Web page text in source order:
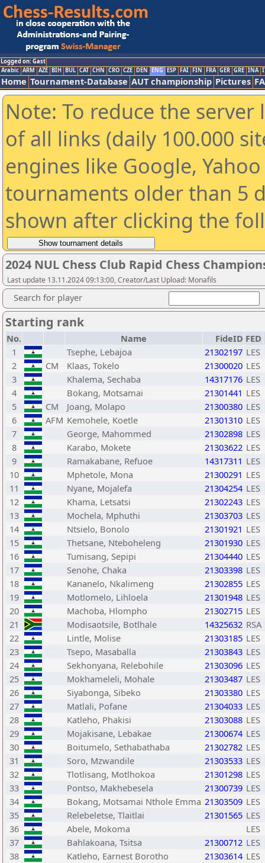
Logged on: Gast
Arabic ARM AZE BIH BUL CAT CHN CRO CZE DEN ENG ESP FAI FIN FRA GER GRE INA
Home Tournament-Database AUT championship Pictures
Note: To reduce the
of all links (daily 100.000
engines like Google,
tournaments older than 5
shown after clicking the
2024 NUL Chess Club Rapid Chess
Last update 13.11.2024 09:13:00, Creator/Last Upload: Monafils
Search for player
Starting rank
No. Name FideID FED
1
Tsephe, Lebajoa 21302197 LES
2
CM Klaas, Tokelo 21300020 LES
3
Khalema, Sechaba 14317176 LES
4
Bokang, Motsamai 21301441 LES
5
CM Joang, Molapo 21300380 LES
6
AFM Kemohele, Koetle 21301310 LES
7
George, Mahommed 21302898 LES
8
Karabo, Mokete 21303622 LES
9
Ramakabane, Refuoe 14317311 LES
10
Mphetole, Mona 21300291 LES
11
Nyane, Mojalefa 21304254 LES
12
Khama, Letsatsi 21302243 LES
13
Mochela, Mphuthi 21303703 LES
14
Ntsielo, Bonolo 21301921 LES
15
Thetsane, Nteboheleng 21301930 LES
16
Tumisang, Sepipi 21304440 LES
17
Senohe, Chaka 21303398 LES
18
Kananelo, Nkalimeng 21302855 LES
19
Motlomelo, Lihloela 21301948 LES
20
Machoba, Hlompho 21302715 LES
21
Modisaotsile, Botlhale 14325632 RSA
22
Lintle, Molise 21303185 LES
23
Tsepo, Masaballa 21303843 LES
24
Sekhonyana, Relebohile 21303096 LES
25
Mokhameleli, Mohale 21303487 LES
26
Siyabonga, Sibeko 21303380 LES
27
Matlali, Pofane 21304033 LES
28
Katleho, Phakisi 21303088 LES
29
Mojakisane, Lebakae 21300674 LES
30
Boitumelo, Sethabathaba 21302782 LES
31
Soro, Mzwandile 21303533 LES
32
Tlotlisang, Motlhokoa 21301298 LES
33
Pontso, Makhebesela 21300739 LES
34
Bokang, Motsamai Nthole Emma 21303509 LES
35
Relebeletse, Tlaitlai 21301565 LES
36
Abele, Mokoma
LES
37
Bahlakoana, Tsitsa 21300712 LES
38
Katleho, Earnest Borotho 21303614 LES